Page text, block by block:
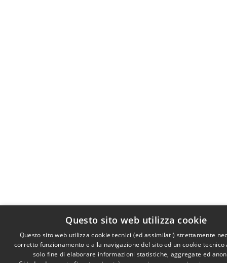
Questo sito web utilizza cookie
Questo sito web utilizza cookie tecnici (ed assimilati) strettamente
corretto funzionamento e alla navigazione del sito ed un cookie tecnico
solo fine di elaborare informazioni statistiche, aggregate ed